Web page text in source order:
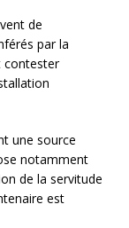
de
par la
contester
une source
notamment
de la servitude
est